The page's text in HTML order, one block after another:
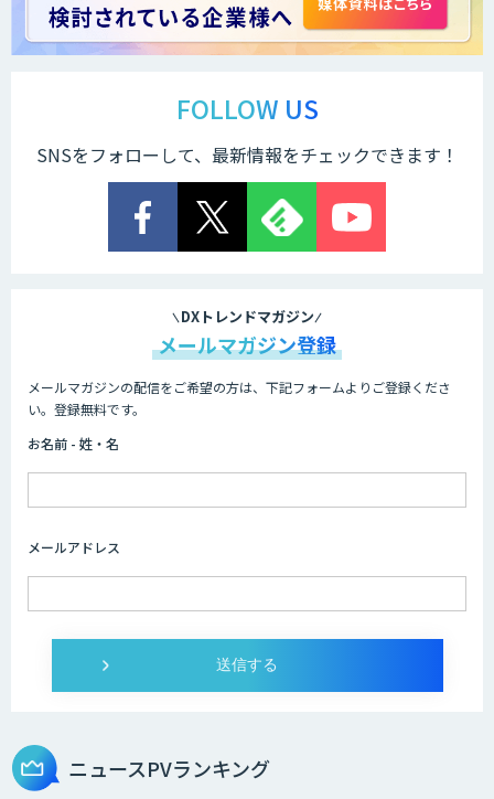
ス」
TIGEREYE AGENT
ービス
Asteria AIoT Suite｜Gravio – 画像認識
画像解析・デジタルツイン領域のAI開発
AI開発・伴走支援・内製化支援
FOLLOW US
SNSをフォローして、最新情報をチェックできます！
DXトレンドマガジン
メールマガジン登録
メールマガジンの配信をご希望の方は、下記フォームよりご登録くださ
い。登録無料です。
お名前 - 姓・名
メールアドレス
ニュースPVランキング